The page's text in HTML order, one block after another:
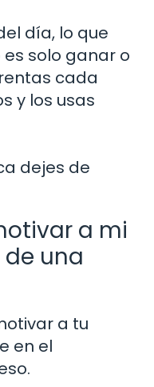
día, lo que
solo ganar o
cada
y los usas
dejes de
a mi
una
a tu
en el